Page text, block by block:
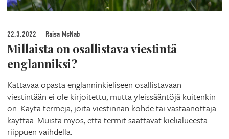
22.3.2022 Raisa McNab
Millaista on osallistava viestintä
englanniksi?
Kattavaa opasta englanninkieliseen osallistavaan
viestintään ei ole kirjoitettu, mutta yleissääntöjä kuitenkin
on. Käytä termejä, joita viestinnän kohde tai vastaanottaja
käyttää. Muista myös, että termit saattavat kielialueesta
riippuen vaihdella.